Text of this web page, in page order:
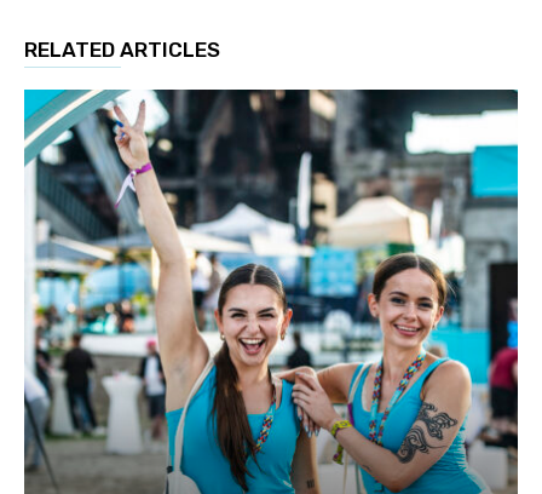
RELATED ARTICLES